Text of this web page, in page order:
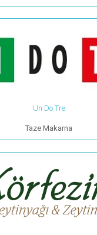
Un Do Tre
Taze Makarna